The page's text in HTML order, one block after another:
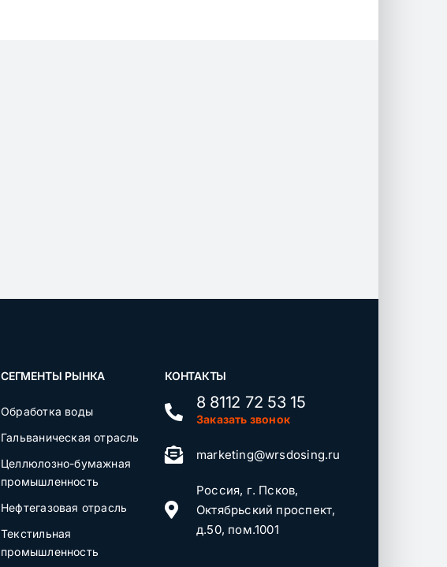
СЕГМЕНТЫ РЫНКА
Обработка воды
Гальваническая отрасль
Целлюлозно-бумажная
промышленность
Нефтегазовая отрасль
Текстильная
промышленность
КОНТАКТЫ
8 8112 72 53 15
Заказать звонок
marketing@wrsdosing.ru
Россия, г. Псков,
Октябрьский проспект,
д.50, пом.1001